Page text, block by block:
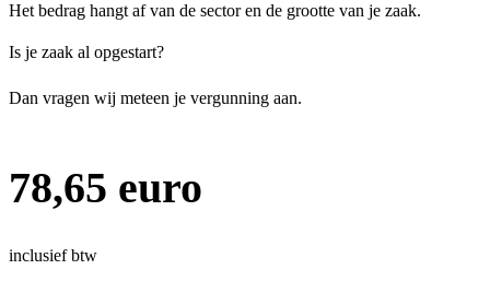
Het bedrag hangt af van de sector en de grootte van je zaak.
Is je zaak al opgestart?
Dan vragen wij meteen je vergunning aan.
78,65 euro
inclusief btw